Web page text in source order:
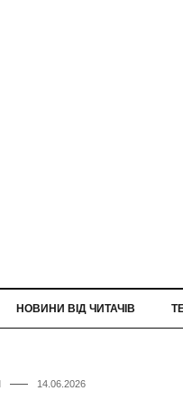
НОВИНИ ВІД ЧИТАЧІВ
14.06.2026